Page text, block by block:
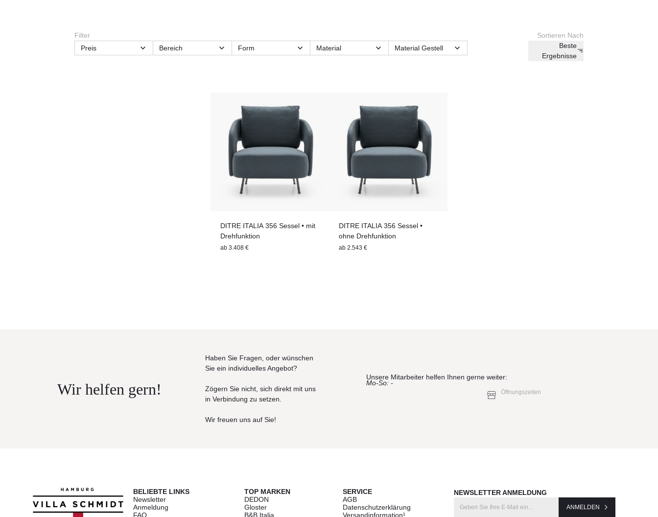
Filter
Preis
Bereich Form Material Material Gestell
Sortieren Nach
Beste
Ergebnisse
DITRE ITALIA 356 Sessel • mit
Drehfunktion
ab 3.408 €
DITRE ITALIA 356 Sessel •
ohne Drehfunktion
ab 2.543 €
Wir helfen gern!
Haben Sie Fragen, oder wünschen
Sie ein individuelles Angebot?
Zögern Sie nicht, sich direkt mit uns
in Verbindung zu setzen.
Wir freuen uns auf Sie!
Unsere Mitarbeiter helfen Ihnen gerne weiter:
Mo-So: -
Öffnungszeiten
BELIEBTE LINKS
Newsletter
Anmeldung
FAQ
TOP MARKEN
DEDON
Gloster
B&B Italia
SERVICE
AGB
Datenschutzerklärung
Versandinformation¹
NEWSLETTER ANMELDUNG
ANMELDEN